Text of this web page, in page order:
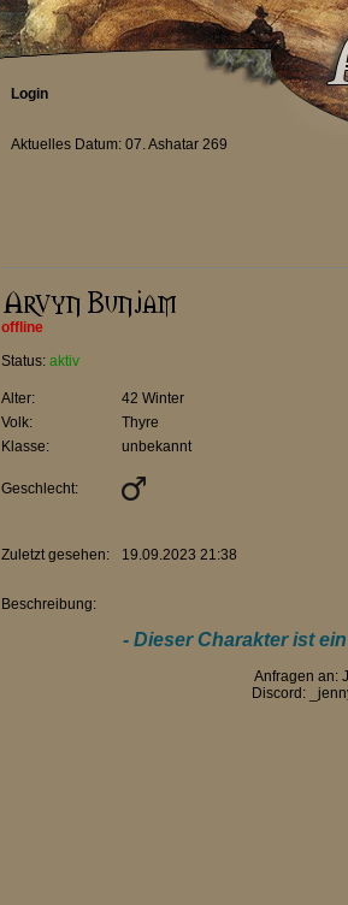
Login
Aktuelles Datum: 07. Ashatar 269
offline
Status: aktiv
Alter:
42 Winter
Volk:
Thyre
Klasse:
unbekannt
Geschlecht:
Zuletzt gesehen: 19.09.2023 21:38
Beschreibung:
- Dieser Charakter ist
Anfragen an:
Discord: